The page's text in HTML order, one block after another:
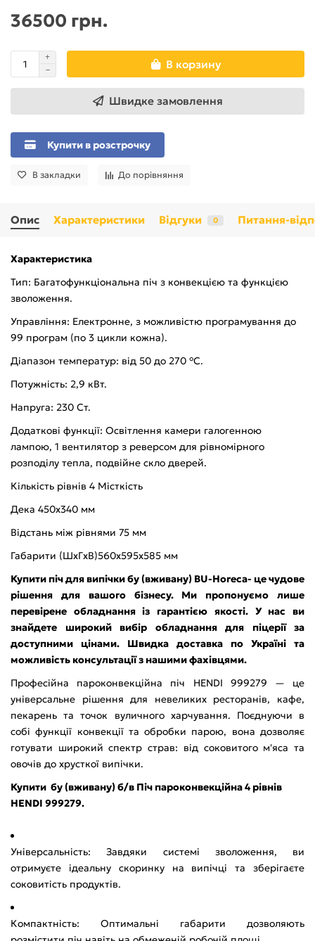
36500 грн.
В корзину
Швидке замовлення
Купити в розстрочку
В закладки До порівняння
Опис Характеристики Відгуки 0 Питання-
Характеристика
Тип: Багатофункціональна піч з конвекцією та функцією
зволоження.
Управління: Електронне, з можливістю програмування до
99 програм (по 3 цикли кожна).
Діапазон температур: від 50 до 270 °C.
Потужність: 2,9 кВт.
Напруга: 230 Ст.
Додаткові функції: Освітлення камери галогенною
лампою, 1 вентилятор з реверсом для рівномірного
розподілу тепла, подвійне скло дверей.
Кількість рівнів 4 Місткість
Дека 450x340 мм
Відстань між рівнями 75 мм
Габарити (ШхГхВ)560x595x585 мм
Купити піч для випічки бу (вживану) BU-Horeca- це чудове
рішення для вашого бізнесу. Ми пропонуємо лише
перевірене обладнання із гарантією якості. У нас ви
знайдете широкий вибір обладнання для піцерії за
доступними цінами. Швидка доставка по Україні та
можливість консультації з нашими фахівцями.
Професійна пароконвекційна піч HENDI 999279 — це
універсальне рішення для невеликих ресторанів, кафе,
пекарень та точок вуличного харчування. Поєднуючи в
собі функції конвекції та обробки парою, вона дозволяє
готувати широкий спектр страв: від соковитого м'яса та
овочів до хрусткої випічки.
Купити бу (вживану) б/в Піч пароконвекційна 4 рівнів
HENDI 999279.
Універсальність: Завдяки системі зволоження, ви
отримуєте ідеальну скоринку на випічці та зберігаєте
соковитість продуктів.
Компактність: Оптимальні габарити дозволяють